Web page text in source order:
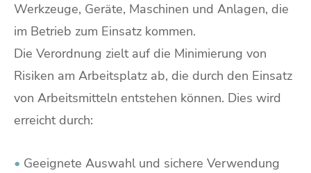
Werkzeuge, Geräte, Maschinen und Anlagen, die
im Betrieb zum Einsatz kommen.
Die Verordnung zielt auf die Minimierung von
Risiken am Arbeitsplatz ab, die durch den Einsatz
von Arbeitsmitteln entstehen können. Dies wird
erreicht durch:
• Geeignete Auswahl und sichere Verwendung